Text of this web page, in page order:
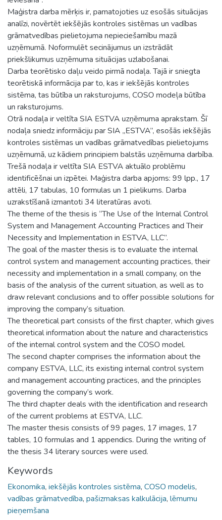
Maģistra darba mērķis ir, pamatojoties uz esošās situācijas
analīzi, novērtēt iekšējās kontroles sistēmas un vadības
grāmatvedības pielietojuma nepieciešamību mazā
uzņēmumā. Noformulēt secinājumus un izstrādāt
priekšlikumus uzņēmuma situācijas uzlabošanai.
Darba teorētisko daļu veido pirmā nodaļa. Tajā ir sniegta
teorētiskā informācija par to, kas ir iekšējās kontroles
sistēma, tas būtība un raksturojums, COSO modeļa būtība
un raksturojums.
Otrā nodaļa ir veltīta SIA ESTVA uzņēmuma aprakstam. Šī
nodaļa sniedz informāciju par SIA „ESTVA”, esošās iekšējās
kontroles sistēmas un vadības grāmatvedības pielietojums
uzņēmumā, uz kādiem principiem balstās uzņēmuma darbība.
Trešā nodaļa ir veltīta SIA ESTVA aktuālo problēmu
identificēšnai un izpētei. Maģistra darba apjoms: 99 lpp., 17
attēli, 17 tabulas, 10 formulas un 1 pielikums. Darba
uzrakstīšanā izmantoti 34 literatūras avoti.
The theme of the thesis is “The Use of the Internal Control
System and Management Accounting Practices and Their
Necessity and Implementation in ESTVA, LLC”.
The goal of the master thesis is to evaluate the internal
control system and management accounting practices, their
necessity and implementation in a small company, on the
basis of the analysis of the current situation, as well as to
draw relevant conclusions and to offer possible solutions for
improving the company’s situation.
The theoretical part consists of the first chapter, which gives
theoretical information about the nature and characteristics
of the internal control system and the COSO model.
The second chapter comprises the information about the
company ESTVA, LLC, its existing internal control system
and management accounting practices, and the principles
governing the company’s work.
The third chapter deals with the identification and research
of the current problems at ESTVA, LLC.
The master thesis consists of 99 pages, 17 images, 17
tables, 10 formulas and 1 appendics. During the writing of
the thesis 34 literary sources were used.
Keywords
Ekonomika, iekšējās kontroles sistēma, COSO modelis,
vadības grāmatvedība, pašizmaksas kalkulācija, lēmumu
pieņemšana